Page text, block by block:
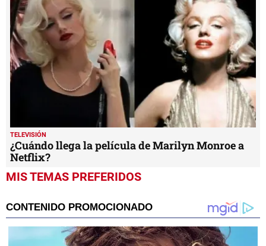
TELEVISIÓN
¿Cuándo llega la película de Marilyn Monroe a
Netflix?
MIS TEMAS PREFERIDOS